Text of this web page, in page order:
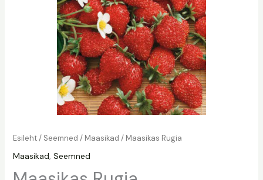
Esileht/ Seemned / Maasikad / Maasikas Rugia
Maasikad, Seemned